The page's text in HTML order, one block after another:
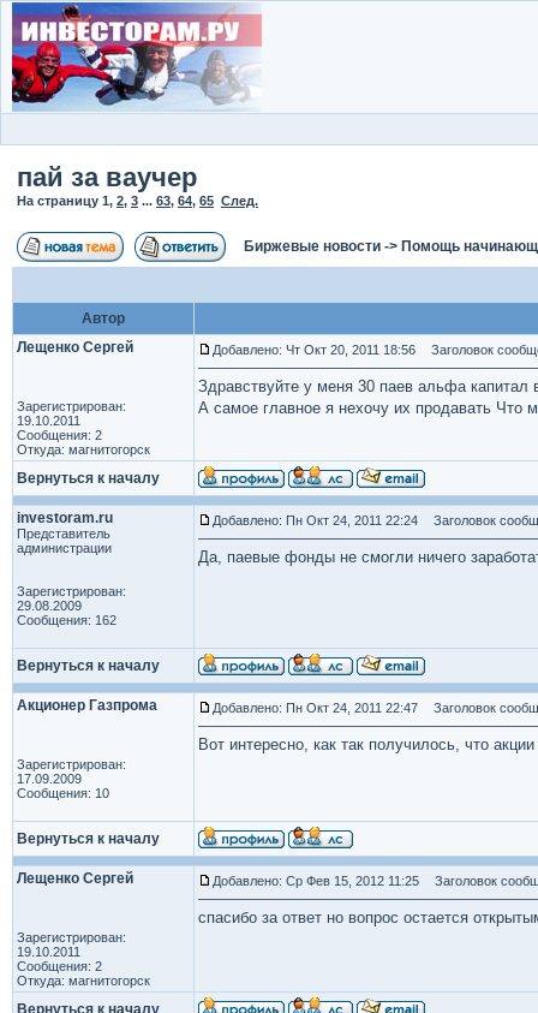
пай за ваучер
На страницу 1, 2, 3 ... 63, 64, 65 След.
Биржевые новости -> Помощь
Автор
Лещенко Сергей
Зарегистрирован:
19.10.2011
Сообщения: 2
Откуда: магнитогорск
Добавлено: Чт Окт 20, 2011 18:56 Заголовок
Здравствуйте у меня 30 паев альфа капитал
А самое главное я нехочу их продавать Что
Вернуться к началу
investoram.ru
Представитель
администрации
Зарегистрирован:
29.08.2009
Сообщения: 162
Добавлено: Пн Окт 24, 2011 22:24 Заголовок
Да, паевые фонды не смогли ничего
Вернуться к началу
Акционер Газпрома
Зарегистрирован:
17.09.2009
Сообщения: 10
Добавлено: Пн Окт 24, 2011 22:47 Заголовок
Вот интересно, как так получилось, что
Вернуться к началу
Лещенко Сергей
Зарегистрирован:
19.10.2011
Сообщения: 2
Откуда: магнитогорск
Добавлено: Ср Фев 15, 2012 11:25 Заголовок
спасибо за ответ но вопрос остается
Вернуться к началу